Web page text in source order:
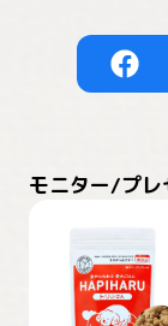
モニター/プレ